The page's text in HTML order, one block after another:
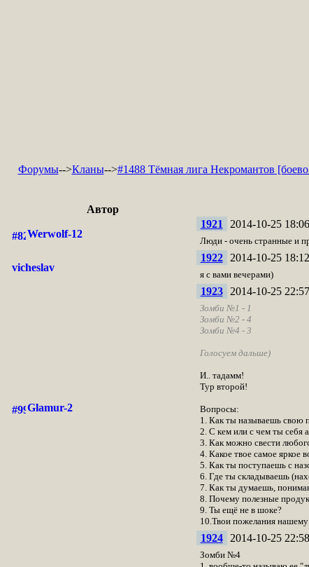
Форумы-->Кланы-->#1488 Тёмная лига Некромантов
Автор
Werwolf-12
1921 2014-10-25
Люди - очень странные и
vicheslav
1922 2014-10-25
я с вами вечерами)
Glamur-2
1923 2014-10-25
Зомби №1 - 1
Зомби №2 - 4
Зомби №4 - 3
Голосуем дальше)
И.. тадамм!
Тур второй!
Вопросы:
1. Как ты называешь свою
2. С кем или с чем ты себя
3. Как можно свести
4. Какое твое самое яркое
5. Как ты поступаешь с
6. Где ты складываешь
7. Как ты думаешь,
8. Почему полезные
9. Ты ещё не в шоке?
10.Твои пожелания
1924 2014-10-25
Зомби №4